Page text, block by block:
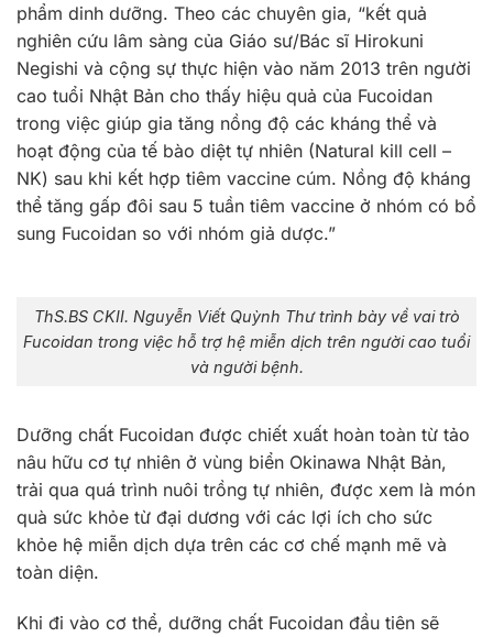
phẩm dinh dưỡng. Theo các chuyên gia, “kết quả
nghiên cứu lâm sàng của Giáo sư/Bác sĩ Hirokuni
Negishi và cộng sự thực hiện vào năm 2013 trên người
cao tuổi Nhật Bản cho thấy hiệu quả của Fucoidan
trong việc giúp gia tăng nồng độ các kháng thể và
hoạt động của tế bào diệt tự nhiên (Natural kill cell –
NK) sau khi kết hợp tiêm vaccine cúm. Nồng độ kháng
thể tăng gấp đôi sau 5 tuần tiêm vaccine ở nhóm có bổ
sung Fucoidan so với nhóm giả dược.”
ThS.BS CKII. Nguyễn Viết Quỳnh Thư trình bày về vai trò
Fucoidan trong việc hỗ trợ hệ miễn dịch trên người cao tuổi
và người bệnh.
Dưỡng chất Fucoidan được chiết xuất hoàn toàn từ tảo
nâu hữu cơ tự nhiên ở vùng biển Okinawa Nhật Bản,
trải qua quá trình nuôi trồng tự nhiên, được xem là món
quà sức khỏe từ đại dương với các lợi ích cho sức
khỏe hệ miễn dịch dựa trên các cơ chế mạnh mẽ và
toàn diện.
Khi đi vào cơ thể, dưỡng chất Fucoidan đầu tiên sẽ